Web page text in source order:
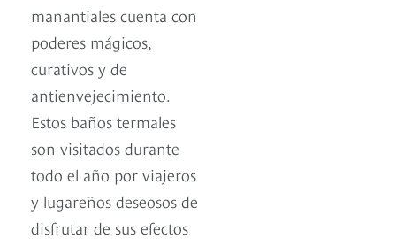
manantiales cuenta con
poderes mágicos,
curativos y de
antienvejecimiento.
Estos baños termales
son visitados durante
todo el año por viajeros
y lugareños deseosos de
disfrutar de sus efectos